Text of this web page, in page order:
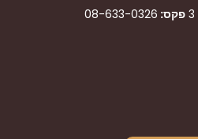
פקס: 08-633-0326